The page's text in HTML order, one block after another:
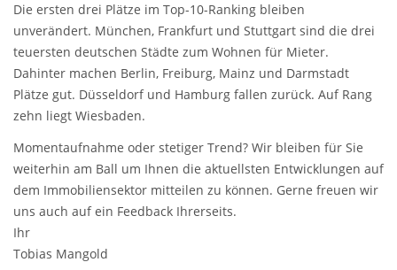
Die ersten drei Plätze im Top-10-Ranking bleiben
unverändert. München, Frankfurt und Stuttgart sind die drei
teuersten deutschen Städte zum Wohnen für Mieter.
Dahinter machen Berlin, Freiburg, Mainz und Darmstadt
Plätze gut. Düsseldorf und Hamburg fallen zurück. Auf Rang
zehn liegt Wiesbaden.
Momentaufnahme oder stetiger Trend? Wir bleiben für Sie
weiterhin am Ball um Ihnen die aktuellsten Entwicklungen auf
dem Immobiliensektor mitteilen zu können. Gerne freuen wir
uns auch auf ein Feedback Ihrerseits.
Ihr
Tobias Mangold